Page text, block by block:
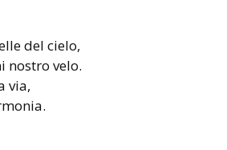
del cielo,
nostro velo.
via,